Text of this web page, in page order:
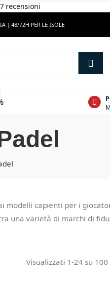
recensioni
| 48/72H PER LE ISOLE
capienti per i
una varietà di marchi di
Visualizzati 1-24 su